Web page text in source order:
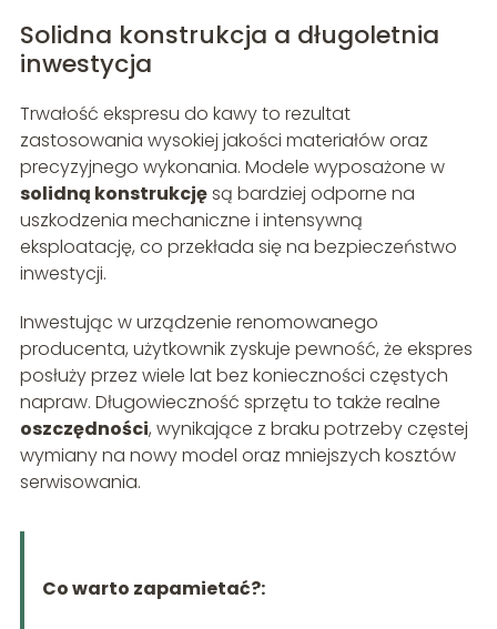
Solidna konstrukcja a długoletnia
inwestycja
Trwałość ekspresu do kawy to rezultat
zastosowania wysokiej jakości materiałów oraz
precyzyjnego wykonania. Modele wyposażone w
solidną konstrukcjęsą bardziej odporne na
uszkodzenia mechaniczne i intensywną
eksploatację, co przekłada się na bezpieczeństwo
inwestycji.
Inwestując w urządzenie renomowanego
producenta, użytkownik zyskuje pewność, że ekspres
posłuży przez wiele lat bez konieczności częstych
napraw. Długowieczność sprzętu to także realne
oszczędności, wynikające z braku potrzeby częstej
wymiany na nowy model oraz mniejszych kosztów
serwisowania.
Co warto zapamietać?: